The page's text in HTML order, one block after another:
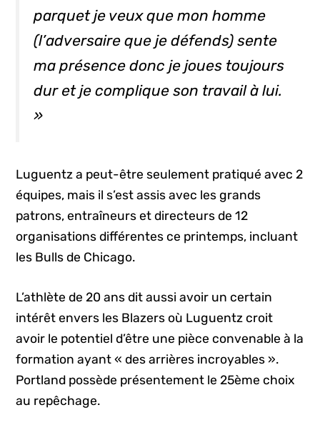
parquet je veux que mon homme
(l’adversaire que je défends) sente
ma présence donc je joues toujours
dur et je complique son travail à lui.
»
Luguentz a peut-être seulement pratiqué avec 2
équipes, mais il s’est assis avec les grands
patrons, entraîneurs et directeurs de 12
organisations différentes ce printemps, incluant
les Bulls de Chicago.
L’athlète de 20 ans dit aussi avoir un certain
intérêt envers les Blazers où Luguentz croit
avoir le potentiel d’être une pièce convenable à la
formation ayant « des arrières incroyables ».
Portland possède présentement le 25ème choix
au repêchage.